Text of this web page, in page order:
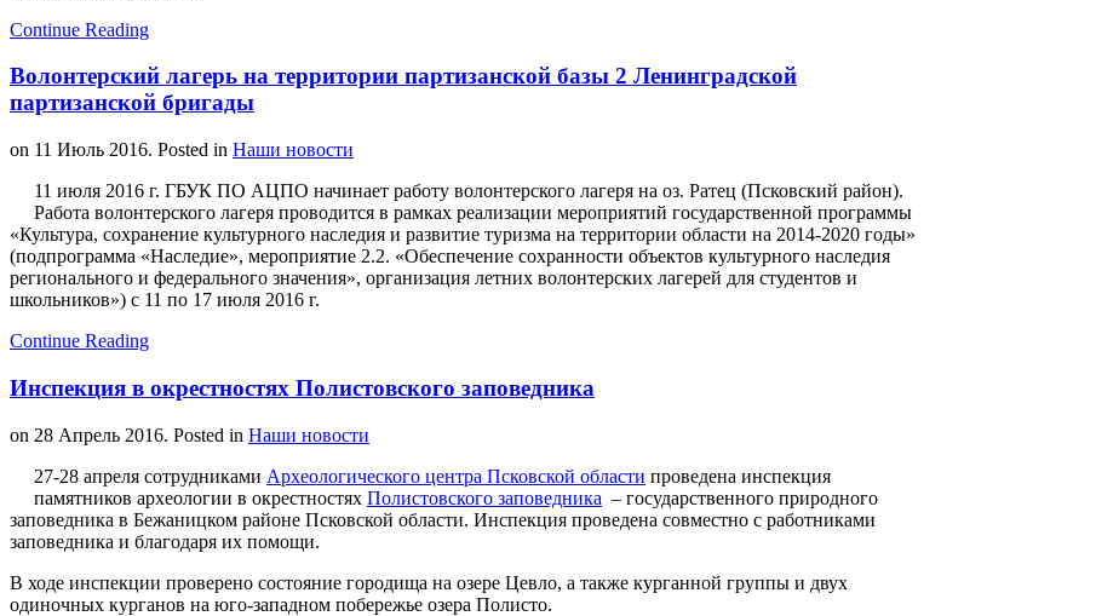
Continue Reading
Волонтерский лагерь на территории партизанской базы 2 Ленинградской
партизанской бригады
on 11 Июль 2016. Posted in Наши новости
11 июля 2016 г. ГБУК ПО АЦПО начинает работу волонтерского лагеря на оз. Ратец (Псковский район).
Работа волонтерского лагеря проводится в рамках реализации мероприятий государственной программы
«Культура, сохранение культурного наследия и развитие туризма на территории области на 2014-2020 годы»
(подпрограмма «Наследие», мероприятие 2.2. «Обеспечение сохранности объектов культурного наследия
регионального и федерального значения», организация летних волонтерских лагерей для студентов и
школьников») с 11 по 17 июля 2016 г.
Continue Reading
Инспекция в окрестностях Полистовского заповедника
on 28 Апрель 2016. Posted in Наши новости
27-28 апреля сотрудниками Археологического центра Псковской области проведена инспекция
памятников археологии в окрестностях Полистовского заповедника – государственного природного
заповедника в Бежаницком районе Псковской области. Инспекция проведена совместно с работниками
заповедника и благодаря их помощи.
В ходе инспекции проверено состояние городища на озере Цевло, а также курганной группы и двух
одиночных курганов на юго-западном побережье озера Полисто.